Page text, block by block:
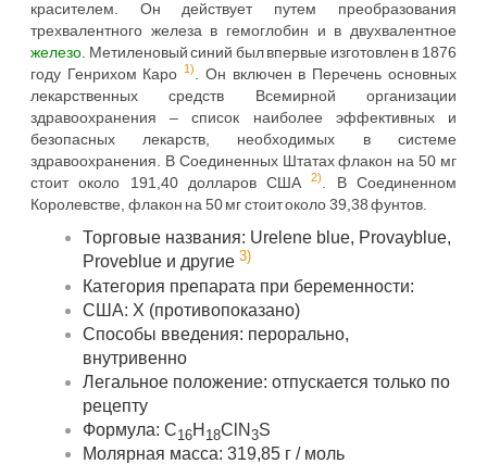
красителем. Он действует путем преобразования
трехвалентного железа в гемоглобин и в двухвалентное
железо. Метиленовый синий был впервые изготовлен в 1876
году Генрихом Каро1). Он включен в Перечень основных
лекарственных средств Всемирной организации
здравоохранения – список наиболее эффективных и
безопасных лекарств, необходимых в системе
здравоохранения. В Соединенных Штатах флакон на 50 мг
стоит около 191,40 долларов США2). В Соединенном
Королевстве, флакон на 50 мг стоит около 39,38 фунтов.
Торговые названия: Urelene blue, Provayblue,
Proveblue и другие 3)
Категория препарата при беременности:
США: X (противопоказано)
Способы введения: перорально,
внутривенно
Легальное положение: отпускается только по
рецепту
Формула: C16H 18ClN 3S
Молярная масса: 319,85 г / моль